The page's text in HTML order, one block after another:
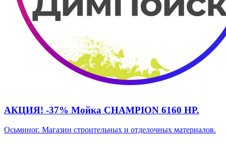
АКЦИЯ! -37% Мойка CHAMPION 6160 НР.
Осьминог. Магазин строительных и отделочных материалов.